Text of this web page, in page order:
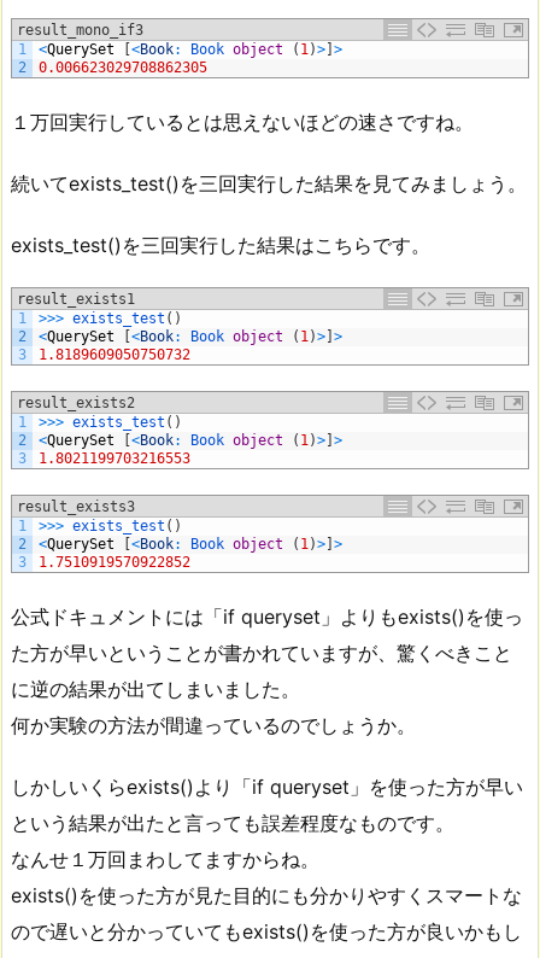
result_mono_if3
1
2
<QuerySet <Book: Book object ( 1)> >
0.006623029708862305
１万回実行しているとは思えないほどの速さですね。
続いてexists_test()を三回実行した結果を見てみましょう。
exists_test()を三回実行した結果はこちらです。
result_exists1
1
2
3
>>> exists_test ( )
<QuerySet <Book: Book object ( 1)> >
1.8189609050750732
result_exists2
1
2
3
>>> exists_test ( )
<QuerySet <Book: Book object ( 1)> >
1.8021199703216553
result_exists3
1
2
3
>>> exists_test ( )
<QuerySet <Book: Book object ( 1)> >
1.7510919570922852
公式ドキュメントには「if queryset」よりもexists()を使っ
た方が早いということが書かれていますが、驚くべきこと
に逆の結果が出てしまいました。
何か実験の方法が間違っているのでしょうか。
しかしいくらexists()より「if queryset」を使った方が早い
という結果が出たと言っても誤差程度なものです。
なんせ１万回まわしてますからね。
exists()を使った方が見た目的にも分かりやすくスマートな
ので遅いと分かっていてもexists()を使った方が良いかもし